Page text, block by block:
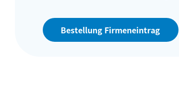
Bestellung Firmeneintrag